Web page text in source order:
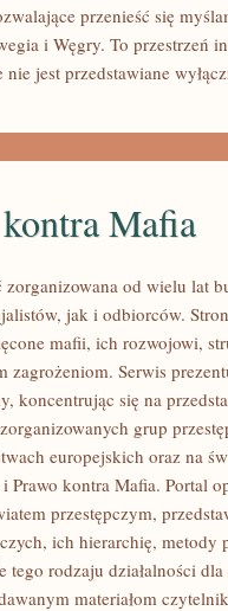
przenieść się
i Węgry. To przestrzeń
nie jest przedstawiane
Mafia
zorganizowana od wielu lat
jak i odbiorców.
mafii, ich rozwojowi,
zagrożeniom. Serwis
koncentrując się na
grup
europejskich oraz na
Prawo kontra Mafia. Portal
przestępczym,
ich hierarchię, metody
tego rodzaju działalności
materiałom